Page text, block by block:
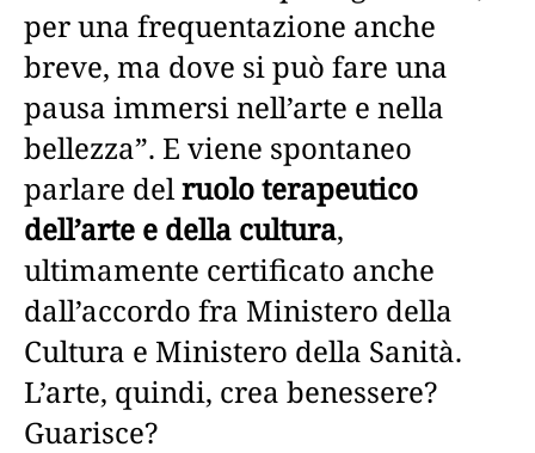
per una frequentazione anche
breve, ma dove si può fare una
pausa immersi nell’arte e nella
bellezza”. E viene spontaneo
parlare delruolo terapeutico
dell’arte e della cultura,
ultimamente certificato anche
dall’accordo fra Ministero della
Cultura e Ministero della Sanità.
L’arte, quindi, crea benessere?
Guarisce?